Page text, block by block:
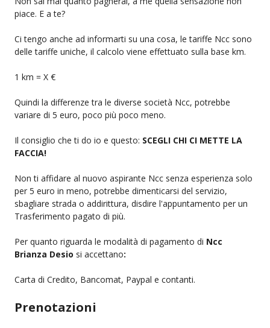
piace. E a te?
Ci tengo anche ad informarti su una cosa, le tariffe Ncc sono
delle tariffe uniche, il calcolo viene effettuato sulla base km.
1 km = X €
Quindi la differenze tra le diverse società Ncc, potrebbe
variare di 5 euro, poco più poco meno.
Il consiglio che ti do io e questo: SCEGLI CHI CI METTE LA
FACCIA!
Non ti affidare al nuovo aspirante Ncc senza esperienza solo
per 5 euro in meno, potrebbe dimenticarsi del servizio,
sbagliare strada o addirittura, disdire l'appuntamento per un
Trasferimento pagato di più.
Per quanto riguarda le modalità di pagamento di Ncc
Brianza Desio si accettano:
Carta di Credito, Bancomat, Paypal e contanti.
Prenotazioni